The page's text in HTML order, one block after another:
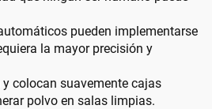
pueden implementarse
la mayor precisión y
colocan suavemente cajas
polvo en salas limpias.